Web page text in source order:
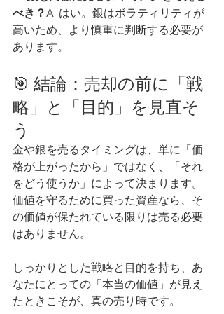
べき？A: はい。銀はボラティリティが
高いため、より慎重に判断する必要が
あります。
🎯 結論：売却の前に「戦
略」と「目的」を見直そ
う
金や銀を売るタイミングは、単に「価
格が上がったから」ではなく、「それ
をどう使うか」によって決まります。
価値を守るために買った資産なら、そ
の価値が保たれている限りは売る必要
はありません。
しっかりとした戦略と目的を持ち、あ
なたにとっての「本当の価値」が見え
たときこそが、真の売り時です。